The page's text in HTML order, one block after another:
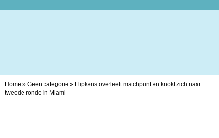
Home » Geen categorie » Flipkens overleeft matchpunt en knokt zich naar
tweede ronde in Miami